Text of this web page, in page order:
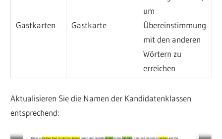
Gastkarten Gastkarte
um
Übereinstimmung
mit den anderen
Wörtern zu
erreichen
Aktualisieren Sie die Namen der Kandidatenklassen
entsprechend: